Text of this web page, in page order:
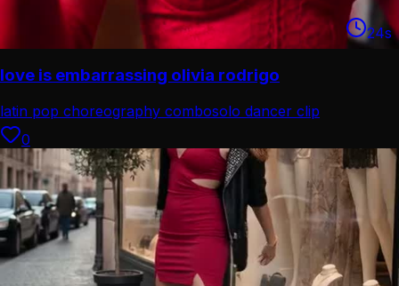
24s
love is embarrassing olivia rodrigo
latin pop choreography combosolo dancer clip
0